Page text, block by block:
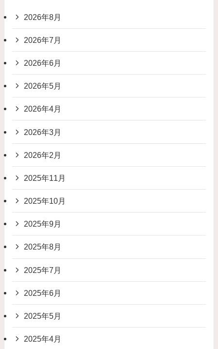
2026年8月
2026年7月
2026年6月
2026年5月
2026年4月
2026年3月
2026年2月
2025年11月
2025年10月
2025年9月
2025年8月
2025年7月
2025年6月
2025年5月
2025年4月